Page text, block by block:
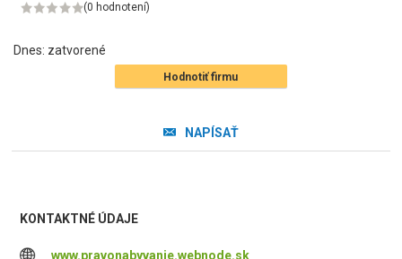
(0 hodnotení)
Dnes: zatvorené
Hodnotiť firmu
NAPÍSAŤ
KONTAKTNÉ ÚDAJE
www.pravonabyvanie.webnode.sk